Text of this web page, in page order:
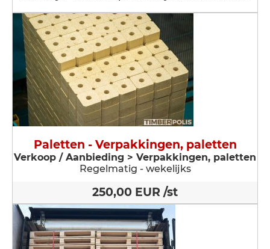
Paletten - Verpakkingen, paletten
Verkoop / Aanbieding > Verpakkingen, paletten
Regelmatig - wekelijks
250,00 EUR /st